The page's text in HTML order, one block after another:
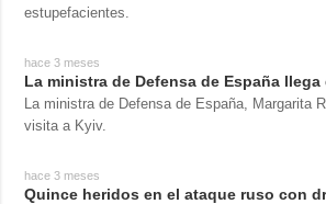
Publicaciones
Fotos
Video
estupefacientes.
hace 3 meses
La ministra de Defensa de España
La ministra de Defensa de España, Margarita
visita a Kyiv.
hace 3 meses
Quince heridos en el ataque ruso con